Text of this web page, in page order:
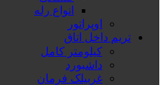
انواع رله
اوپراتور
تریم داخل اتاق
کیلومتر کامل
داشبورد
غربیلک فرمان